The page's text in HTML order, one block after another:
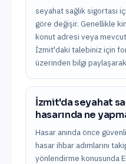
seyahat sağlık sigortası
göre değişir. Genellikle
konut adresi veya
İzmit'daki talebiniz için
üzerinden bilgi
İzmit'da seyahat
hasarında ne
Hasar anında önce
hasar ihbar adımlarını
yönlendirme konusunda